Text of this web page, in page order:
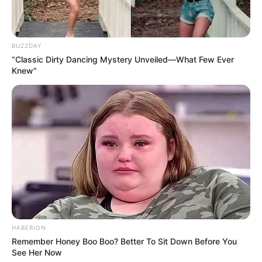
Premiery naDisney+. „Biedne istoty” – gdzie
obejrzeć film?
Najgłośniejszą premierą tygodnia będzie film „
BUZZDAY
“Classic Dirty Dancing Mystery Unveiled—What Few Ever
Knew"
HABERION
Remember Honey Boo Boo? Better To Sit Down Before You
See Her Now